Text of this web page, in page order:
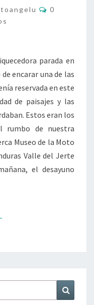
0
parada en
encarar una de las
reservada en este
de paisajes y las
Estos eran los
rumbo de nuestra
Museo de la Moto
Valle del Jerte
el desayuno
MÁS